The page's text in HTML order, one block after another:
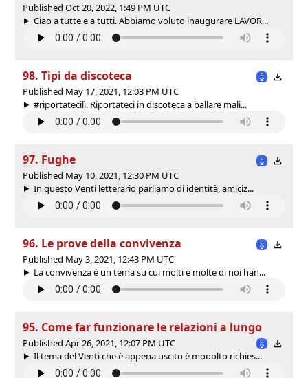
Published Oct 20, 2022, 1:49 PM UTC
Ciao a tutte e a tutti. Abbiamo voluto inaugurare LAVOR...
98. Tipi da discoteca
Published May 17, 2021, 12:03 PM UTC
#riportatecilì. Riportateci in discoteca a ballare mali...
97. Fughe
Published May 10, 2021, 12:30 PM UTC
In questo Venti letterario parliamo di identità, amiciz...
96. Le prove della convivenza
Published May 3, 2021, 12:43 PM UTC
La convivenza è un tema su cui molti e molte di noi han...
95. Come far funzionare le relazioni a lungo
Published Apr 26, 2021, 12:07 PM UTC
Il tema del Venti che è appena uscito è mooolto richies...